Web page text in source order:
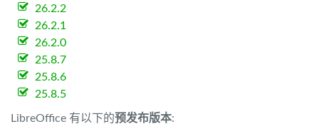
26.2.2
26.2.1
26.2.0
25.8.7
25.8.6
25.8.5
LibreOffice 有以下的预发布版本: